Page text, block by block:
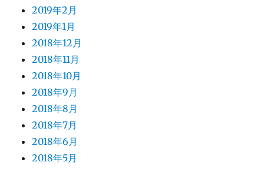
2019年2月
2019年1月
2018年12月
2018年11月
2018年10月
2018年9月
2018年8月
2018年7月
2018年6月
2018年5月